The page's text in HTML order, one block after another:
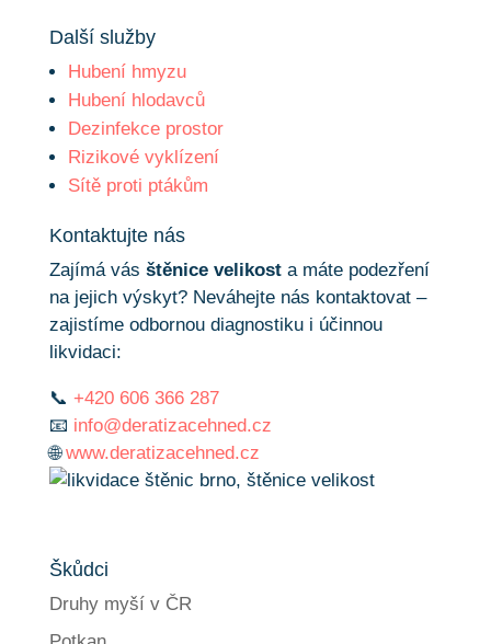
Další služby
Hubení hmyzu
Hubení hlodavců
Dezinfekce prostor
Rizikové vyklízení
Sítě proti ptákům
Kontaktujte nás
Zajímá vás štěnice velikosta máte podezření
na jejich výskyt? Neváhejte nás kontaktovat –
zajistíme odbornou diagnostiku i účinnou
likvidaci:
📞 +420 606 366 287
📧 info@deratizacehned.cz
🌐www.deratizacehned.cz
Škůdci
Druhy myší v ČR